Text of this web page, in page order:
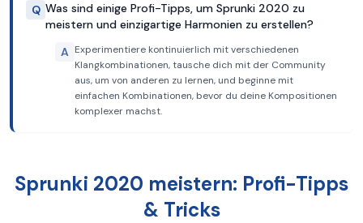
Q Was sind einige Profi-Tipps, um Sprunki 2020 zu
meistern und einzigartige Harmonien zu erstellen?
A Experimentiere kontinuierlich mit verschiedenen
Klangkombinationen, tausche dich mit der Community
aus, um von anderen zu lernen, und beginne mit
einfachen Kombinationen, bevor du deine Kompositionen
komplexer machst.
Sprunki 2020 meistern: Profi-Tipps
& Tricks